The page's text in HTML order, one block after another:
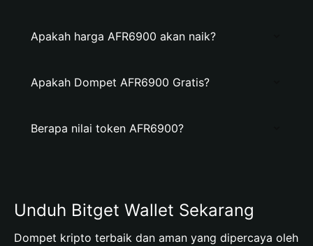
Apakah harga AFR6900 akan naik?
Apakah Dompet AFR6900 Gratis?
Berapa nilai token AFR6900?
Unduh Bitget Wallet Sekarang
Dompet kripto terbaik dan aman yang dipercaya oleh